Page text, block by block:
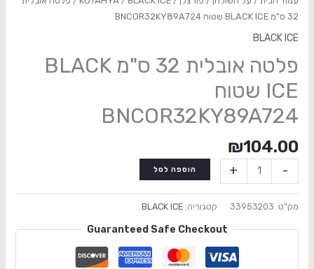
32 ס"מ BLACK ICE שטוח BNCOR32KY89A724
BLACK ICE
פלטה אובלית 32 ס"מ BLACK
ICE שטוח
BNCOR32KY89A724
₪104.00
-
+ הוספה לסל
מק"ט: 33953203 קטגוריה: BLACK ICE
Guaranteed Safe Checkout